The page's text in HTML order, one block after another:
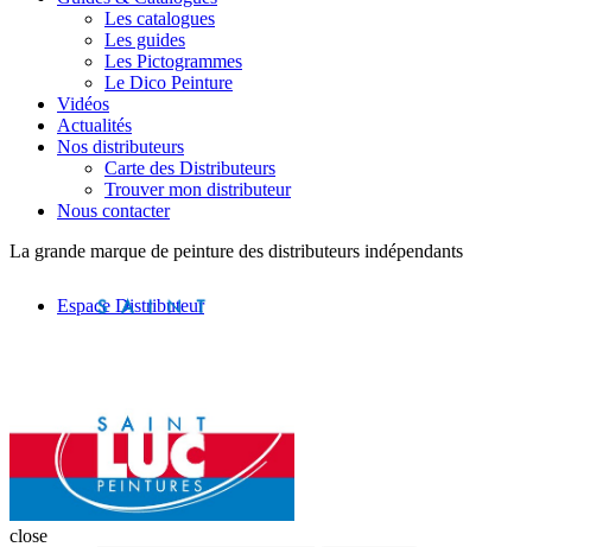
Les catalogues
Les guides
Les Pictogrammes
Le Dico Peinture
Vidéos
Actualités
Nos distributeurs
Carte des Distributeurs
Trouver mon distributeur
Nous contacter
La grande marque de peinture des distributeurs indépendants
Espace Distributeur
close